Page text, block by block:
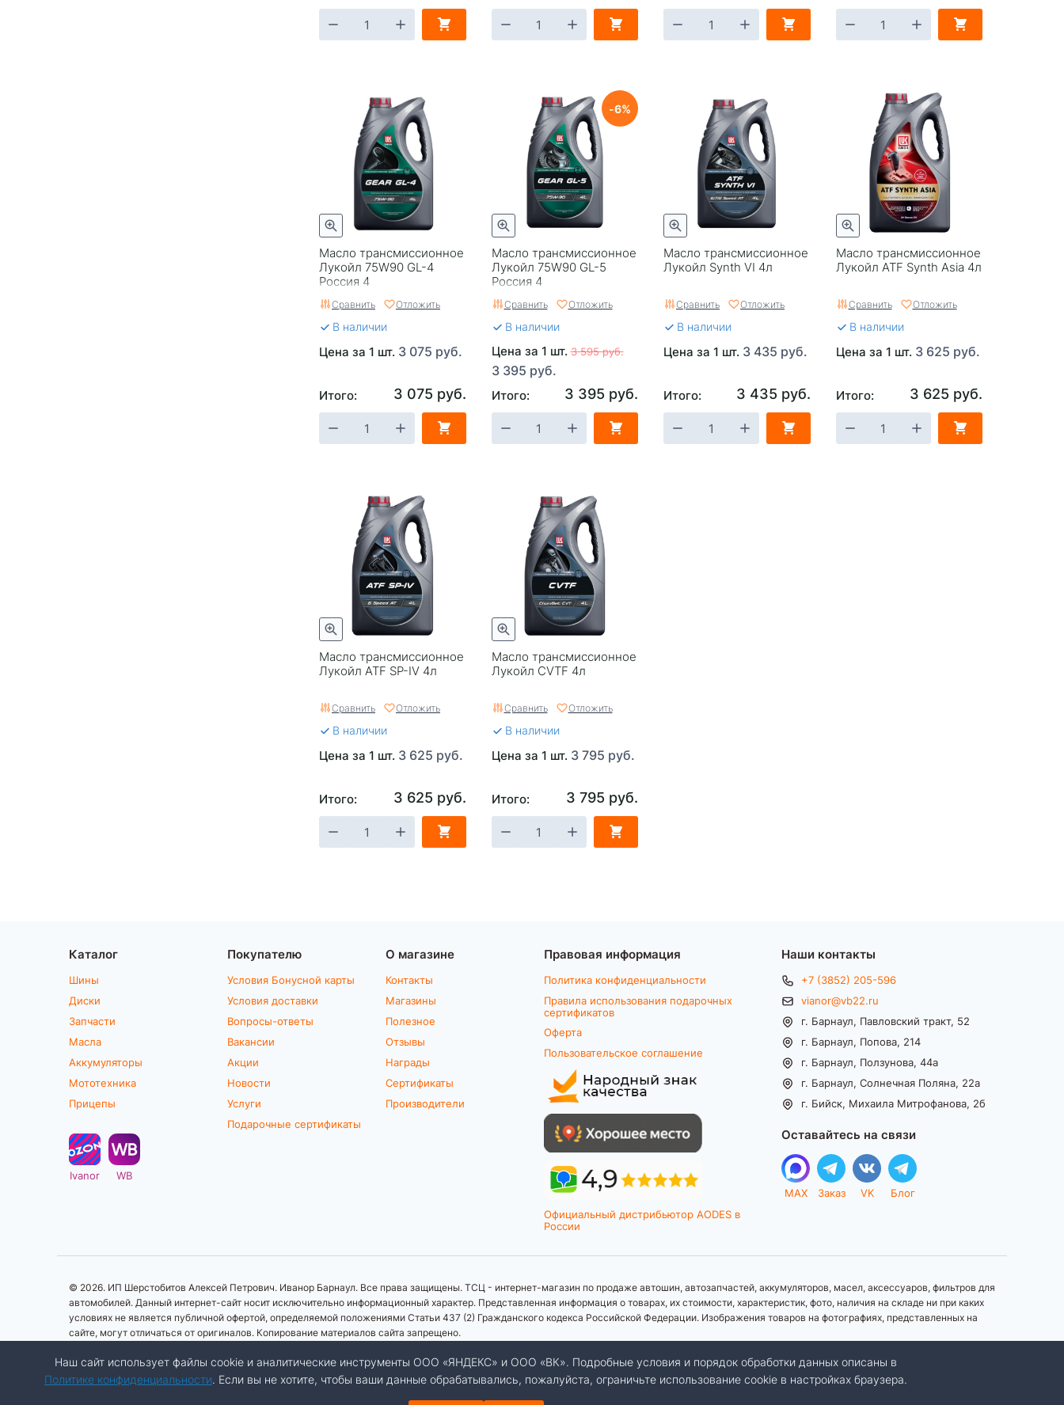
Масло трансмиссионное
Лукойл 75W90 GL-4
Россия 4
Сравнить Отложить
В наличии
Цена за 1 шт. 3 075 руб.
Итого: 3 075 руб.
Масло трансмиссионное
Лукойл 75W90 GL-5
Россия 4
6
Сравнить Отложить
В наличии
Цена за 1 шт.3 595 руб.
3 395 руб.
Итого: 3 395 руб.
Масло трансмиссионное
Лукойл Synth VI 4л
Сравнить Отложить
В наличии
Цена за 1 шт. 3 435 руб.
Итого: 3 435 руб.
Масло трансмиссионное
Лукойл ATF Synth Asia 4л
Сравнить Отложить
В наличии
Цена за 1 шт. 3 625 руб.
Итого: 3 625 руб.
Масло трансмиссионное
Лукойл ATF SP-IV 4л
Сравнить Отложить
В наличии
Цена за 1 шт. 3 625 руб.
Итого: 3 625 руб.
Масло трансмиссионное
Лукойл CVTF 4л
Сравнить Отложить
В наличии
Цена за 1 шт. 3 795 руб.
Итого: 3 795 руб.
Каталог
Шины
Диски
Запчасти
Масла
Аккумуляторы
Мототехника
Прицепы
Ivanor WB
Покупателю
Условия Бонусной карты
Условия доставки
Вопросы-ответы
Вакансии
Акции
Новости
Услуги
Подарочные сертификаты
О магазине
Контакты
Магазины
Полезное
Отзывы
Награды
Сертификаты
Производители
Правовая информация
Политика конфиденциальности
Правила использования подарочных
сертификатов
Оферта
Пользовательское соглашение
Официальный дистрибьютор AODES в
России
Наши контакты
+7 (3852) 205-596
vianor@vb22.ru
г. Барнаул, Павловский тракт, 52
г. Барнаул, Попова, 214
г. Барнаул, Ползунова, 44а
г. Барнаул, Солнечная Поляна, 22а
г. Бийск, Михаила Митрофанова, 2б
Оставайтесь на связи
MAX Заказ VK Блог
© 2026. ИП Шерстобитов Алексей Петрович. Иванор Барнаул. Все права защищены. ТСЦ - интернет-магазин по продаже автошин, автозапчастей, аккумуляторов, масел, аксессуаров, фильтров для
автомобилей. Данный интернет-сайт носит исключительно информационный характер. Представленная информация о товарах, их стоимости, характеристик, фото, наличия на складе ни при каких
условиях не является публичной офертой, определяемой положениями Статьи 437 (2) Гражданского кодекса Российской Федерации. Изображения товаров на фотографиях, представленных на
сайте, могут отличаться от оригиналов. Копирование материалов сайта запрещено.
Разработка сайта:Авалон
Наш сайт использует файлы cookie и аналитические инструменты ООО «ЯНДЕКС» и ООО «ВК». Подробные условия и порядок обработки данных описаны в
Политике конфиденциальности. Если вы не хотите, чтобы ваши данные обрабатывались, пожалуйста, ограничьте использование cookie в настройках браузера.